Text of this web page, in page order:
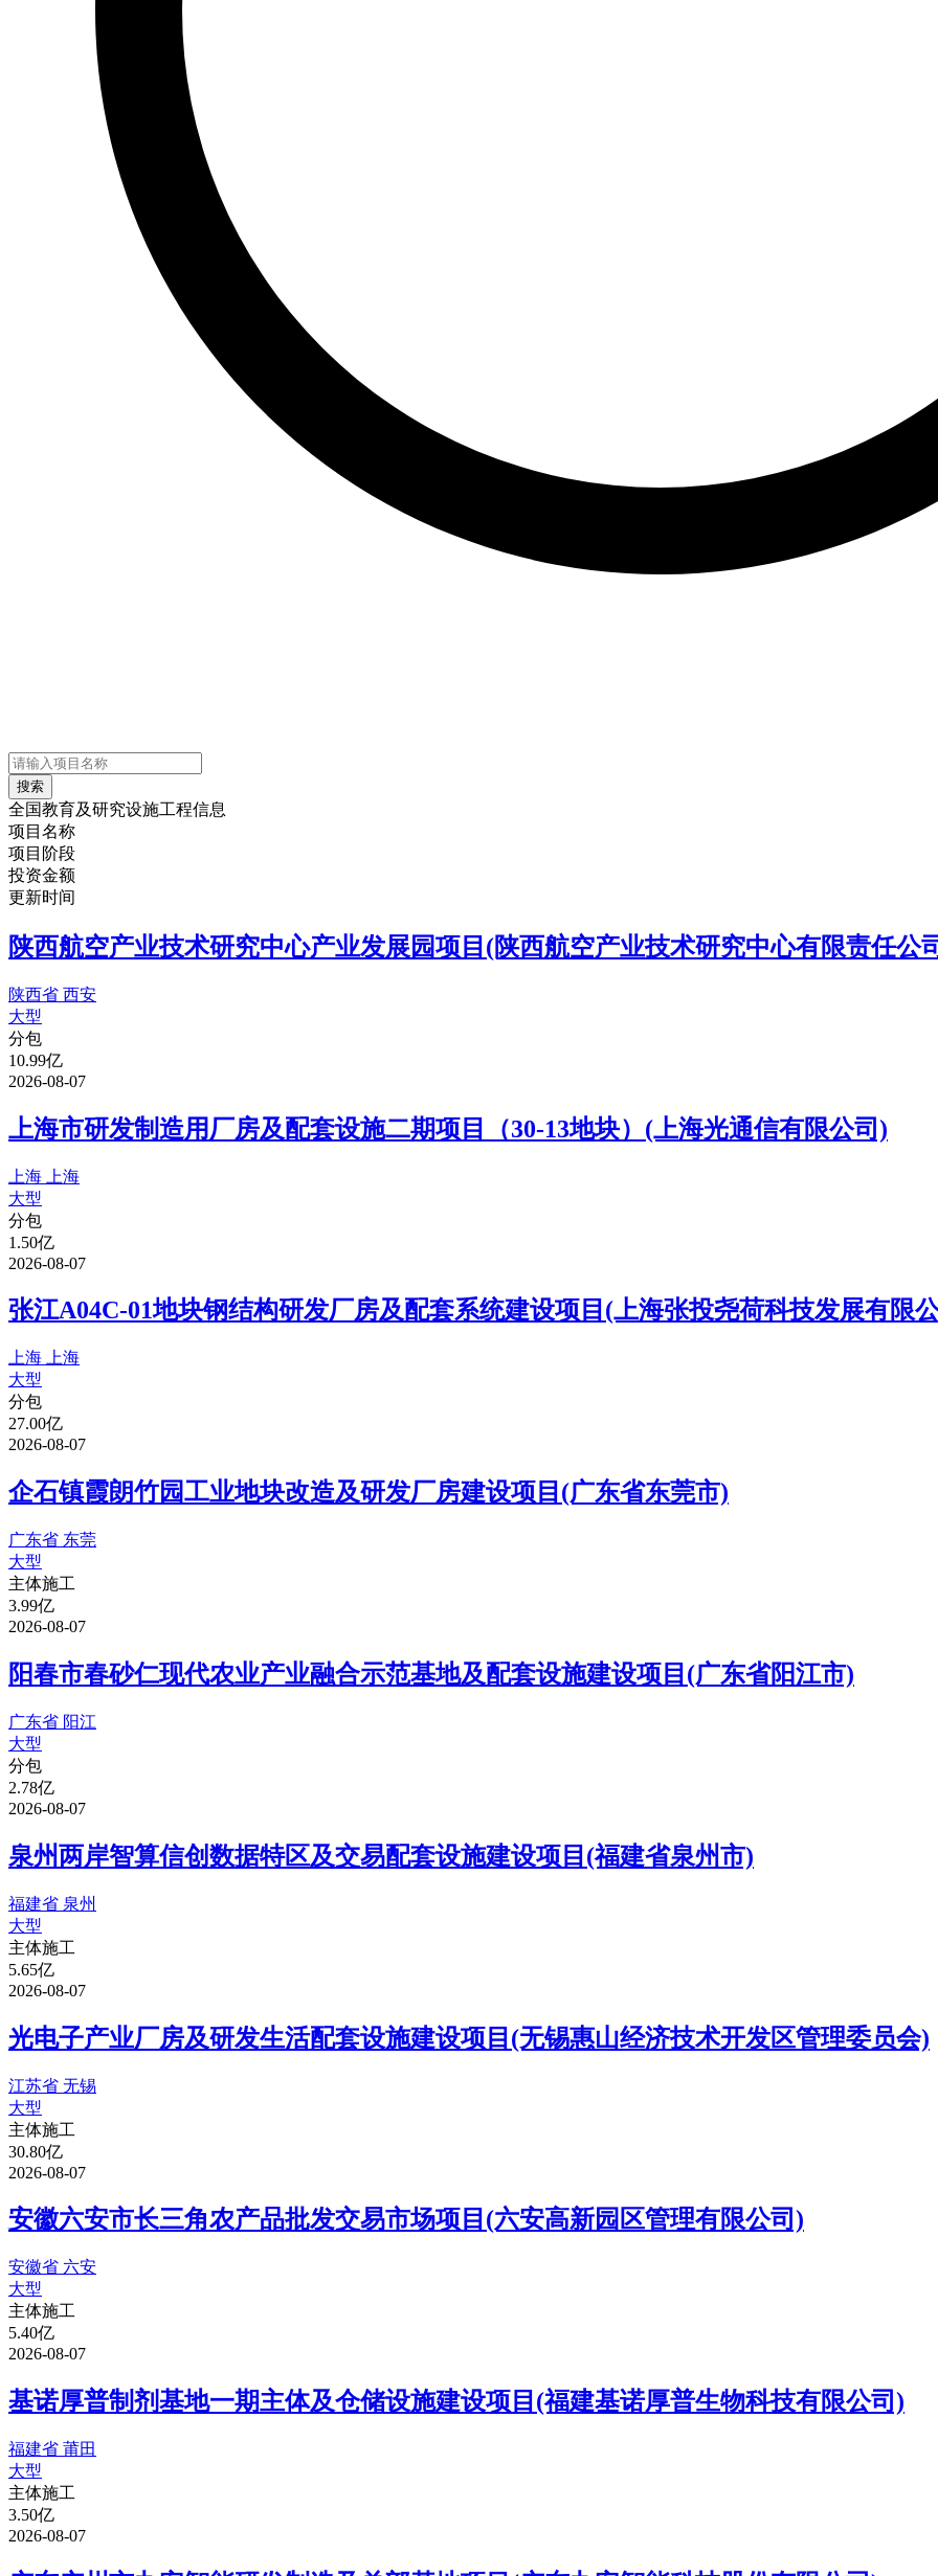
搜索
全国教育及研究设施工程信息
项目名称
项目阶段
投资金额
更新时间
陕西航空产业技术研究中心产业发展园项目(陕西航空产业技术研究中心有限责任公
陕西省 西安
大型
分包
10.99亿
2026-08-07
上海市研发制造用厂房及配套设施二期项目（30-13地块）(上海光通信有限公司)
上海 上海
大型
分包
1.50亿
2026-08-07
张江A04C-01地块钢结构研发厂房及配套系统建设项目(上海张投尧荷科技发展有限
上海 上海
大型
分包
27.00亿
2026-08-07
企石镇霞朗竹园工业地块改造及研发厂房建设项目(广东省东莞市)
广东省 东莞
大型
主体施工
3.99亿
2026-08-07
阳春市春砂仁现代农业产业融合示范基地及配套设施建设项目(广东省阳江市)
广东省 阳江
大型
分包
2.78亿
2026-08-07
泉州两岸智算信创数据特区及交易配套设施建设项目(福建省泉州市)
福建省 泉州
大型
主体施工
5.65亿
2026-08-07
光电子产业厂房及研发生活配套设施建设项目(无锡惠山经济技术开发区管理委员会)
江苏省 无锡
大型
主体施工
30.80亿
2026-08-07
安徽六安市长三角农产品批发交易市场项目(六安高新园区管理有限公司)
安徽省 六安
大型
主体施工
5.40亿
2026-08-07
基诺厚普制剂基地一期主体及仓储设施建设项目(福建基诺厚普生物科技有限公司)
福建省 莆田
大型
主体施工
3.50亿
2026-08-07